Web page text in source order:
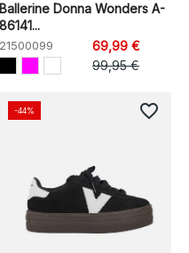
Ballerine Donna Wonders A-
86141...
21500099
69,99 €
99,95 €
-44% favorite_border